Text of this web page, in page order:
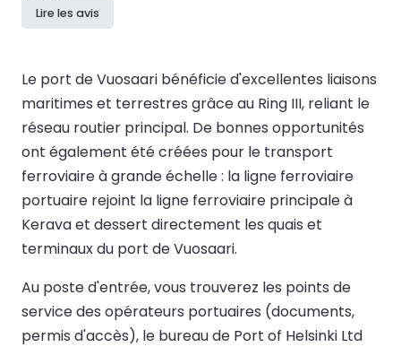
Lire les avis
Le port de Vuosaari bénéficie d'excellentes liaisons
maritimes et terrestres grâce au Ring III, reliant le
réseau routier principal. De bonnes opportunités
ont également été créées pour le transport
ferroviaire à grande échelle : la ligne ferroviaire
portuaire rejoint la ligne ferroviaire principale à
Kerava et dessert directement les quais et
terminaux du port de Vuosaari.
Au poste d'entrée, vous trouverez les points de
service des opérateurs portuaires (documents,
permis d'accès), le bureau de Port of Helsinki Ltd